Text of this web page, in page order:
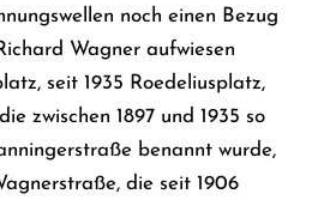
noch einen Bezug
Wagner aufwiesen
seit 1935 Roedeliusplatz,
zwischen 1897 und 1935 so
benannt wurde,
die seit 1906